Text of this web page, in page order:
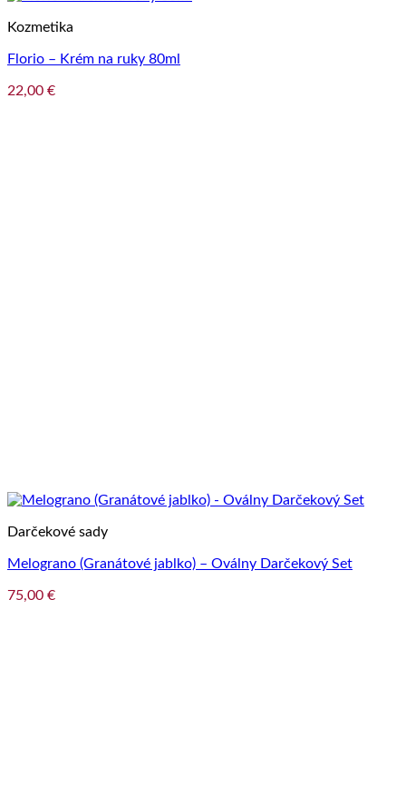
Kozmetika
Florio – Krém na ruky 80ml
22,00 €
Darčekové sady
Melograno (Granátové jablko) – Oválny Darčekový Set
75,00 €